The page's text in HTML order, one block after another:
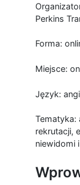
Perkins
Forma:
Miejsce:
Język:
Tematyka:
rekrutacji,
niewidomi